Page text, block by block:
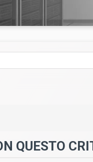
QUESTO